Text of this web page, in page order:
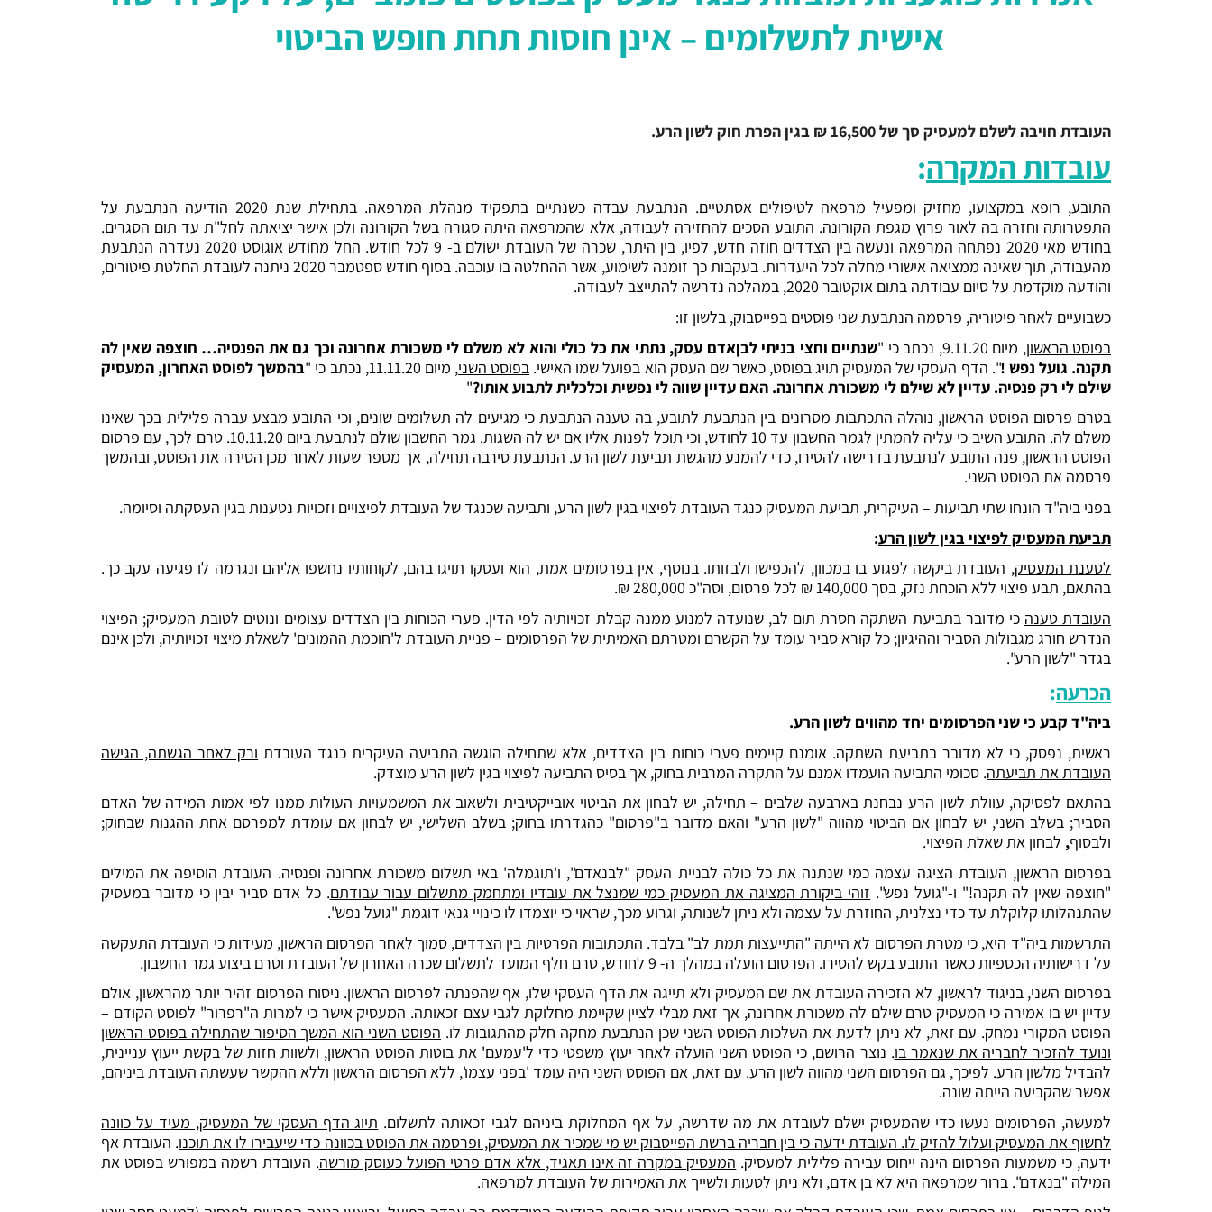
אישית לתשלומים – אינן חוסות תחת חופש הביטוי
העובדת חויבה לשלם למעסיק סך של 16,500 ₪ בגין הפרת חוק לשון הרע.
עובדות המקרה:
התובע, רופא במקצועו, מחזיק ומפעיל מרפאה לטיפולים אסתטיים. הנתבעת עבדה כשנתיים בתפקיד מנהלת המרפאה. בתחילת שנת 2020 הודיעה הנתבעת על
התפטרותה וחזרה בה לאור פרוץ מגפת הקורונה. התובע הסכים להחזירה לעבודה, אלא שהמרפאה היתה סגורה בשל הקורונה ולכן אישר יציאתה לחל"ת עד תום הסגרים.
בחודש מאי 2020 נפתחה המרפאה ונעשה בין הצדדים חוזה חדש, לפיו, בין היתר, שכרה של העובדת ישולם ב- 9 לכל חודש. החל מחודש אוגוסט 2020 נעדרה הנתבעת
מהעבודה, תוך שאינה ממציאה אישורי מחלה לכל היעדרות. בעקבות כך זומנה לשימוע, אשר ההחלטה בו עוכבה. בסוף חודש ספטמבר 2020 ניתנה לעובדת החלטת פיטורים,
והודעה מוקדמת על סיום עבודתה בתום אוקטובר 2020, במהלכה נדרשה להתייצב לעבודה.
כשבועיים לאחר פיטוריה, פרסמה הנתבעת שני פוסטים בפייסבוק, בלשון זו:
בפוסט הראשון, מיום 9.11.20, נכתב כי "
שנתיים וחצי בניתי לבןאדם עסק, נתתי את כל כולי והוא לא משלם לי משכורת אחרונה וכך גם את הפנסיה… חוצפה שאין לה
תקנה. גועל נפש !". הדף העסקי של המעסיק תויג בפוסט, כאשר שם העסק הוא בפועל שמו האישי. בפוסט השני, מיום 11.11.20, נכתב כי "
בהמשך לפוסט האחרון, המעסיק
שילם לי רק פנסיה. עדיין לא שילם לי משכורת אחרונה. האם עדיין שווה לי נפשית וכלכלית לתבוע אותו?"
בטרם פרסום הפוסט הראשון, נוהלה התכתבות מסרונים בין הנתבעת לתובע, בה טענה הנתבעת כי מגיעים לה תשלומים שונים, וכי התובע מבצע עברה פלילית בכך שאינו
משלם לה. התובע השיב כי עליה להמתין לגמר החשבון עד 10 לחודש, וכי תוכל לפנות אליו אם יש לה השגות. גמר החשבון שולם לנתבעת ביום 10.11.20. טרם לכך, עם פרסום
הפוסט הראשון, פנה התובע לנתבעת בדרישה להסירו, כדי להמנע מהגשת תביעת לשון הרע. הנתבעת סירבה תחילה, אך מספר שעות לאחר מכן הסירה את הפוסט, ובהמשך
פרסמה את הפוסט השני.
בפני ביה"ד הונחו שתי תביעות – העיקרית, תביעת המעסיק כנגד העובדת לפיצוי בגין לשון הרע, ותביעה שכנגד של העובדת לפיצויים וזכויות נטענות בגין העסקתה וסיומה.
תביעת המעסיק לפיצוי בגין לשון הרע:
לטענת המעסיק, העובדת ביקשה לפגוע בו במכוון, להכפישו ולבזותו. בנוסף, אין בפרסומים אמת, הוא ועסקו תויגו בהם, לקוחותיו נחשפו אליהם ונגרמה לו פגיעה עקב כך.
בהתאם, תבע פיצוי ללא הוכחת נזק, בסך 140,000 ₪ לכל פרסום, וסה"כ 280,000 ₪.
העובדת טענה כי מדובר בתביעת השתקה חסרת תום לב, שנועדה למנוע ממנה קבלת זכויותיה לפי הדין. פערי הכוחות בין הצדדים עצומים ונוטים לטובת המעסיק; הפיצוי
הנדרש חורג מגבולות הסביר וההיגיון; כל קורא סביר עומד על הקשרם ומטרתם האמיתית של הפרסומים – פניית העובדת ל'חוכמת ההמונים' לשאלת מיצוי זכויותיה, ולכן אינם
בגדר "לשון הרע".
הכרעה:
ביה"ד קבע כי שני הפרסומים יחד מהווים לשון הרע.
ראשית, נפסק, כי לא מדובר בתביעת השתקה. אומנם קיימים פערי כוחות בין הצדדים, אלא שתחילה הוגשה התביעה העיקרית כנגד העובדת ורק לאחר הגשתה, הגישה
העובדת את תביעתה. סכומי התביעה הועמדו אמנם על התקרה המרבית בחוק, אך בסיס התביעה לפיצוי בגין לשון הרע מוצדק.
בהתאם לפסיקה, עוולת לשון הרע נבחנת בארבעה שלבים – תחילה, יש לבחון את הביטוי אובייקטיבית ולשאוב את המשמעויות העולות ממנו לפי אמות המידה של האדם
הסביר; בשלב השני, יש לבחון אם הביטוי מהווה "לשון הרע" והאם מדובר ב"פרסום" כהגדרתו בחוק; בשלב השלישי, יש לבחון אם עומדת למפרסם אחת ההגנות שבחוק;
ולבסוף, לבחון את שאלת הפיצוי.
בפרסום הראשון, העובדת הציגה עצמה כמי שנתנה את כל כולה לבניית העסק "לבנאדם", ו'תוגמלה' באי תשלום משכורת אחרונה ופנסיה. העובדת הוסיפה את המילים
"חוצפה שאין לה תקנה!" ו-"גועל נפש". זוהי ביקורת המציגה את המעסיק כמי שמנצל את עובדיו ומתחמק מתשלום עבור עבודתם. כל אדם סביר יבין כי מדובר במעסיק
שהתנהלותו קלוקלת עד כדי נצלנית, החוזרת על עצמה ולא ניתן לשנותה, וגרוע מכך, שראוי כי יוצמדו לו כינויי גנאי דוגמת "גועל נפש".
התרשמות ביה"ד היא, כי מטרת הפרסום לא הייתה "התייעצות תמת לב" בלבד. התכתובות הפרטיות בין הצדדים, סמוך לאחר הפרסום הראשון, מעידות כי העובדת התעקשה
על דרישותיה הכספיות כאשר התובע בקש להסירו. הפרסום הועלה במהלך ה- 9 לחודש, טרם חלף המועד לתשלום שכרה האחרון של העובדת וטרם ביצוע גמר החשבון.
בפרסום השני, בניגוד לראשון, לא הזכירה העובדת את שם המעסיק ולא תייגה את הדף העסקי שלו, אף שהפנתה לפרסום הראשון. ניסוח הפרסום זהיר יותר מהראשון, אולם
עדיין יש בו אמירה כי המעסיק טרם שילם לה משכורת אחרונה, אך זאת מבלי לציין שקיימת מחלוקת לגבי עצם זכאותה. המעסיק אישר כי למרות ה"רפרור" לפוסט הקודם –
הפוסט המקורי נמחק. עם זאת, לא ניתן לדעת את השלכות הפוסט השני שכן הנתבעת מחקה חלק מהתגובות לו. הפוסט השני הוא המשך הסיפור שהתחילה בפוסט הראשון
ונועד להזכיר לחבריה את שנאמר בו. נוצר הרושם, כי הפוסט השני הועלה לאחר יעוץ משפטי כדי ל'עמעם' את בוטות הפוסט הראשון, ולשוות חזות של בקשת ייעוץ עניינית,
להבדיל מלשון הרע. לפיכך, גם הפרסום השני מהווה לשון הרע. עם זאת, אם הפוסט השני היה עומד 'בפני עצמו', ללא הפרסום הראשון וללא ההקשר שעשתה העובדת ביניהם,
אפשר שהקביעה הייתה שונה.
למעשה, הפרסומים נעשו כדי שהמעסיק ישלם לעובדת את מה שדרשה, על אף המחלוקת ביניהם לגבי זכאותה לתשלום. תיוג הדף העסקי של המעסיק, מעיד על כוונה
לחשוף את המעסיק ועלול להזיק לו. העובדת ידעה כי בין חבריה ברשת הפייסבוק יש מי שמכיר את המעסיק, ופרסמה את הפוסט בכוונה כדי שיעבירו לו את תוכנו. העובדת אף
ידעה, כי משמעות הפרסום הינה ייחוס עבירה פלילית למעסיק. המעסיק במקרה זה אינו תאגיד, אלא אדם פרטי הפועל כעוסק מורשה. העובדת רשמה במפורש בפוסט את
המילה "בנאדם". ברור שמרפאה היא לא בן אדם, ולא ניתן לטעות ולשייך את האמירות של העובדת למרפאה.